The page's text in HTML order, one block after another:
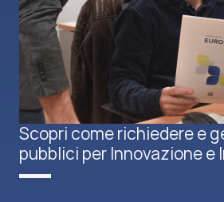
Scopri come richiedere e
pubblici per Innovazione